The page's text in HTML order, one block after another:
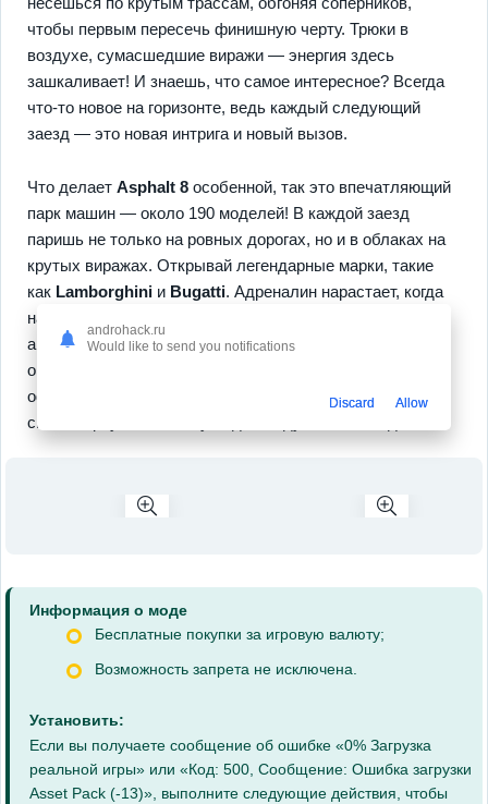
чтобы первым пересечь финишную черту. Трюки в
воздухе, сумасшедшие виражи — энергия здесь
зашкаливает! И знаешь, что самое интересное? Всегда
что-то новое на горизонте, ведь каждый следующий
заезд — это новая интрига и новый вызов.
Что делает Asphalt 8 особенной, так это впечатляющий
парк машин — около 190 моделей! В каждой заезд
паришь не только на ровных дорогах, но и в облаках на
крутых виражах. Открывай легендарные марки, такие
как Lamborghini и Bugatti. Адреналин нарастает, когда
накапливаешь очки и открываешь арсенал новых
автомобилей и трасс. Встречай обновления, которые
окунут в мир уличных соревнований, будь онлайн или
офлайн — ты выбираешь. Ну что, пора жать на газ и
снова вернуться в гонку? Здесь ждут твои победы!
Информация о моде
Бесплатные покупки за игровую валюту;
Возможность запрета не исключена.
Установить:
Если вы получаете сообщение об ошибке «0% Загрузка
реальной игры» или «Код: 500, Сообщение: Ошибка загрузки
Asset Pack (-13)», выполните следующие действия, чтобы
androhack.ru
Would like to send you notifications
Discard Allow